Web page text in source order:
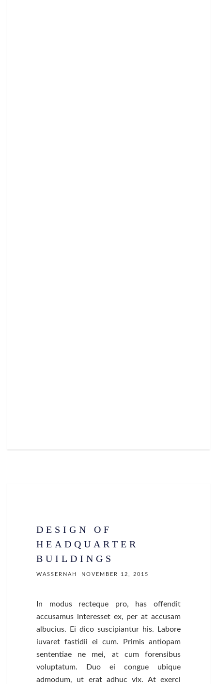
DESIGN OF
HEADQUARTER
BUILDINGS
WASSERNAH NOVEMBER 12, 2015
In modus recteque pro, has offendit
accusamus interesset ex, per at accusam
albucius. Ei dico suscipiantur his. Labore
iuvaret fastidii ei cum. Primis antiopam
sententiae ne mei, at cum forensibus
voluptatum. Duo ei congue ubique
admodum, ut erat adhuc vix. At exerci